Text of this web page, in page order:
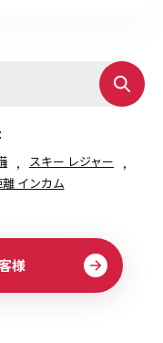
スキー レジャー
インカム
様